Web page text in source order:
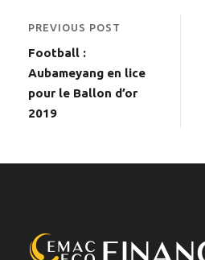
PREVIOUS POST
Football :
Aubameyang en lice
pour le Ballon d’or
2019